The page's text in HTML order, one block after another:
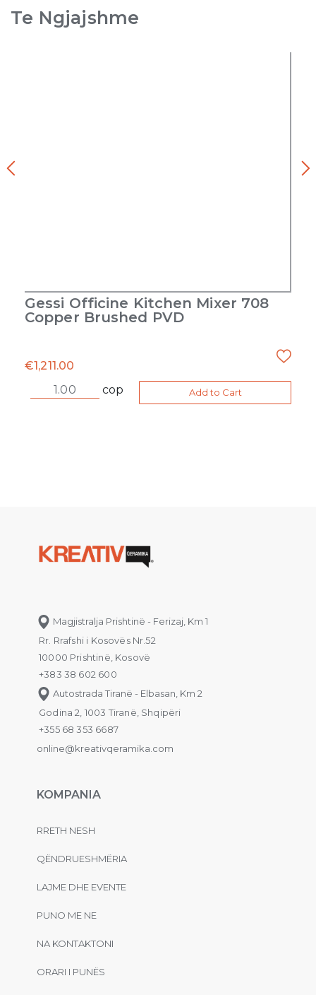
Te Ngjajshme
Gessi Officine Kitchen Mixer 708
Copper Brushed PVD
€1,211.00
cop
Add to Cart
Magjistralja Prishtinë - Ferizaj, Km 1
Rr. Rrafshi i Kosovës Nr.52
10000 Prishtinë, Kosovë
+383 38 602 600
Autostrada Tiranë - Elbasan, Km 2
Godina 2, 1003 Tiranë, Shqipëri
+355 68 353 6687
online@kreativqeramika.com
KOMPANIA
RRETH NESH
QËNDRUESHMËRIA
LAJME DHE EVENTE
PUNO ME NE
NA KONTAKTONI
ORARI I PUNËS